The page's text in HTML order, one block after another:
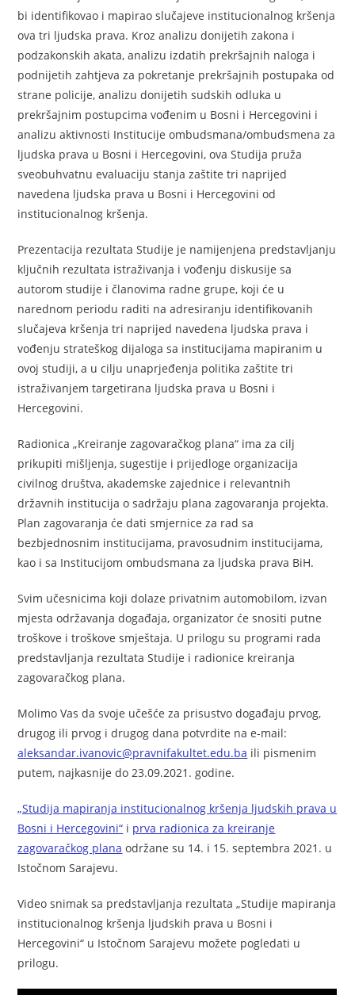
bi identifikovao i mapirao slučajeve institucionalnog kršenja
ova tri ljudska prava. Kroz analizu donijetih zakona i
podzakonskih akata, analizu izdatih prekršajnih naloga i
podnijetih zahtjeva za pokretanje prekršajnih postupaka od
strane policije, analizu donijetih sudskih odluka u
prekršajnim postupcima vođenim u Bosni i Hercegovini i
analizu aktivnosti Institucije ombudsmana/ombudsmena za
ljudska prava u Bosni i Hercegovini, ova Studija pruža
sveobuhvatnu evaluaciju stanja zaštite tri naprijed
navedena ljudska prava u Bosni i Hercegovini od
institucionalnog kršenja.
Prezentacija rezultata Studije je namijenjena predstavljanju
ključnih rezultata istraživanja i vođenju diskusije sa
autorom studije i članovima radne grupe, koji će u
narednom periodu raditi na adresiranju identifikovanih
slučajeva kršenja tri naprijed navedena ljudska prava i
vođenju strateškog dijaloga sa institucijama mapiranim u
ovoj studiji, a u cilju unaprjeđenja politika zaštite tri
istraživanjem targetirana ljudska prava u Bosni i
Hercegovini.
Radionica „Kreiranje zagovaračkog plana“ ima za cilj
prikupiti mišljenja, sugestije i prijedloge organizacija
civilnog društva, akademske zajednice i relevantnih
državnih institucija o sadržaju plana zagovaranja projekta.
Plan zagovaranja će dati smjernice za rad sa
bezbjednosnim institucijama, pravosudnim institucijama,
kao i sa Institucijom ombudsmana za ljudska prava BiH.
Svim učesnicima koji dolaze privatnim automobilom, izvan
mjesta održavanja događaja, organizator će snositi putne
troškove i troškove smještaja. U prilogu su programi rada
predstavljanja rezultata Studije i radionice kreiranja
zagovaračkog plana.
Molimo Vas da svoje učešće za prisustvo događaju prvog,
drugog ili prvog i drugog dana potvrdite na e-mail:
aleksandar.ivanovic@pravnifakultet.edu.ba ili pismenim
putem, najkasnije do 23.09.2021. godine.
„Studija mapiranja institucionalnog kršenja ljudskih prava u
Bosni i Hercegovini“ i prva radionica za kreiranje
zagovaračkog plana održane su 14. i 15. septembra 2021. u
Istočnom Sarajevu.
Video snimak sa predstavljanja rezultata „Studije mapiranja
institucionalnog kršenja ljudskih prava u Bosni i
Hercegovini“ u Istočnom Sarajevu možete pogledati u
prilogu.